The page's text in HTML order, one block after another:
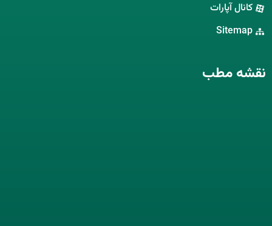
کانال آپارات
Sitemap
نقشه مطب